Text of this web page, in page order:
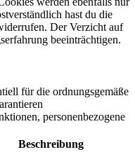
hast du die
Der Verzicht auf
beeinträchtigen.
für die ordnungsgemäße
personenbezogene
Beschreibung